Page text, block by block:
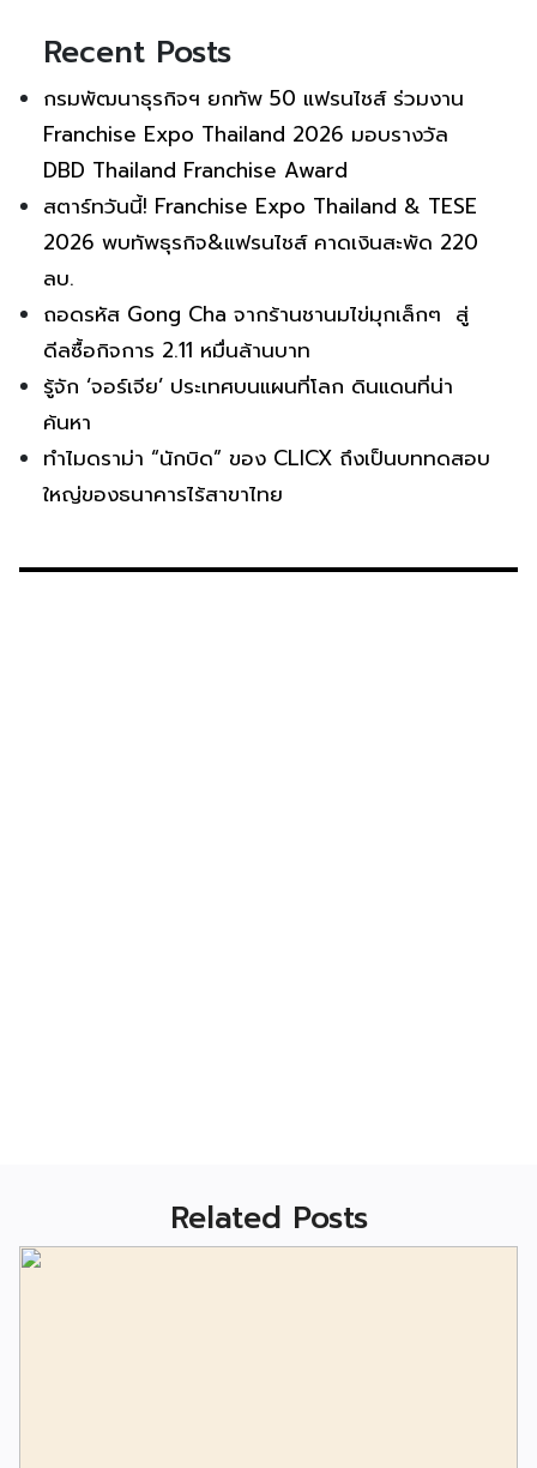
Recent Posts
กรมพัฒนาธุรกิจฯ ยกทัพ 50 แฟรนไชส์ ร่วมงาน
Franchise Expo Thailand 2026 มอบรางวัล
DBD Thailand Franchise Award
สตาร์ทวันนี้! Franchise Expo Thailand & TESE
2026 พบทัพธุรกิจ&แฟรนไชส์ คาดเงินสะพัด 220
ลบ.
ถอดรหัส Gong Cha จากร้านชานมไข่มุกเล็กๆ สู่
ดีลซื้อกิจการ 2.11 หมื่นล้านบาท
รู้จัก ‘จอร์เจีย’ ประเทศบนแผนที่โลก ดินแดนที่น่า
ค้นหา
ทำไมดราม่า “นักบิด” ของ CLICX ถึงเป็นบททดสอบ
ใหญ่ของธนาคารไร้สาขาไทย
Related Posts